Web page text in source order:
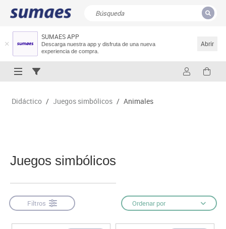
SUMAES APP
Descarga nuestra app y disfruta de una nueva
experiencia de compra.
Abrir
Resultados de la búsqueda
Didáctico / Juegos simbólicos / Animales
Juegos simbólicos
Filtros Ordenar por